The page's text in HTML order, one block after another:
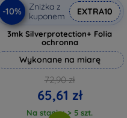
-10%
Zniżka z
kuponem
EXTRA10
3mk Silverprotection+ Folia
ochronna
Wykonane na miarę
72,90 zł
65,61 zł
Na stanie: > 5 szt.